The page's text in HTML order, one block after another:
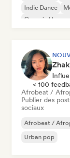
Indie Dance
Organic House
< 100
Afrobeat /
Publier des
sociaux
Afrobeat /
Urban pop